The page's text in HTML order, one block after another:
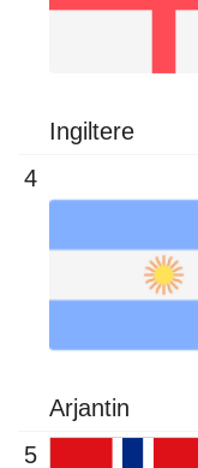
Ingiltere
4
Arjantin
5